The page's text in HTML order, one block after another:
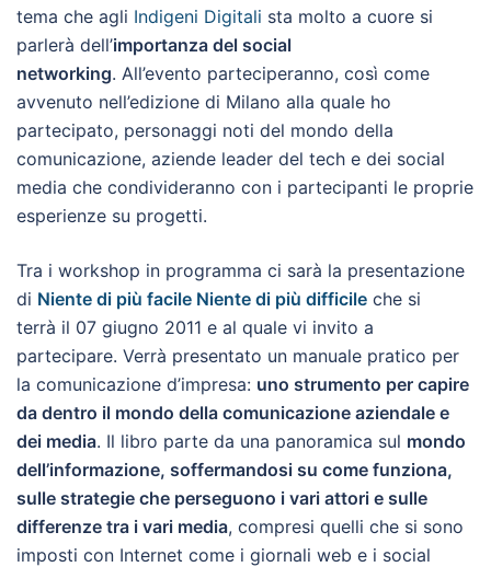
tema che agli Indigeni Digitali sta molto a cuore si
parlerà dell’importanza del social
networking. All’evento parteciperanno, così come
avvenuto nell’edizione di Milano alla quale ho
partecipato, personaggi noti del mondo della
comunicazione, aziende leader del tech e dei social
media che condivideranno con i partecipanti le proprie
esperienze su progetti.
Tra i workshop in programma ci sarà la presentazione
di Niente di più facile Niente di più difficile che si
terrà il 07 giugno 2011 e al quale vi invito a
partecipare. Verrà presentato un manuale pratico per
la comunicazione d’impresa: uno strumento per capire
da dentro il mondo della comunicazione aziendale e
dei media. Il libro parte da una panoramica sul mondo
dell’informazione, soffermandosi su come funziona,
sulle strategie che perseguono i vari attori e sulle
differenze tra i vari media, compresi quelli che si sono
imposti con Internet come i giornali web e i social